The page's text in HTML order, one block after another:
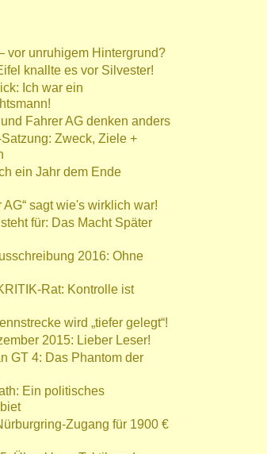
vor unruhigem Hintergrund?
knallte es vor Silvester!
Ich war ein
Fahrer AG denken anders
Zweck, Ziele +
ein Jahr dem Ende
AG“ sagt wie's wirklich war!
für: Das Macht Später
2016: Ohne
Rat: Kontrolle ist
wird „tiefer gelegt“!
2015: Lieber Leser!
GT 4: Das Phantom der
Ein politisches
Zugang für 1900 €